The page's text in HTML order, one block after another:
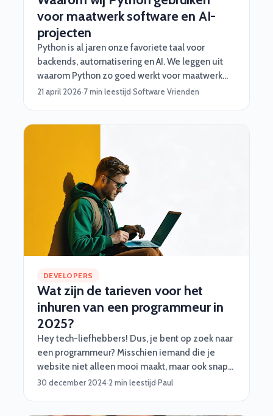
voor maatwerk software en AI-
projecten
Python is al jaren onze favoriete taal voor
backends, automatisering en AI. We leggen uit
waarom Python zo goed werkt voor maatwerk
software, en wanneer je beter iets anders kiest.
21 april 2026·7 min leestijd·Software Vrienden
DEVELOPERS
Wat zijn de tarieven voor het
inhuren van een programmeur in
2025?
Hey tech-liefhebbers! Dus, je bent op zoek naar
een programmeur? Misschien iemand die je
website niet alleen mooi maakt, maar ook snapt
hoe je backend niet als een kaartenhuis instort?
30 december 2024·2 min leestijd·Paul